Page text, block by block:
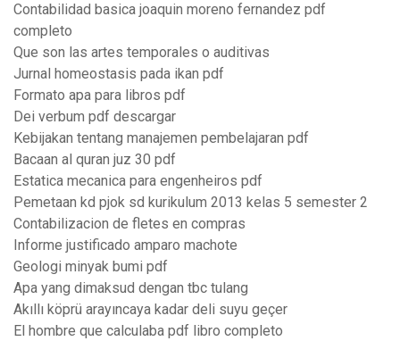
Contabilidad basica joaquin moreno fernandez pdf
completo
Que son las artes temporales o auditivas
Jurnal homeostasis pada ikan pdf
Formato apa para libros pdf
Dei verbum pdf descargar
Kebijakan tentang manajemen pembelajaran pdf
Bacaan al quran juz 30 pdf
Estatica mecanica para engenheiros pdf
Pemetaan kd pjok sd kurikulum 2013 kelas 5 semester 2
Contabilizacion de fletes en compras
Informe justificado amparo machote
Geologi minyak bumi pdf
Apa yang dimaksud dengan tbc tulang
Akıllı köprü arayıncaya kadar deli suyu geçer
El hombre que calculaba pdf libro completo